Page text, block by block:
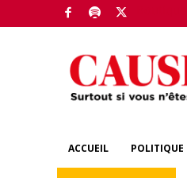
ACCUEIL POLITIQUE